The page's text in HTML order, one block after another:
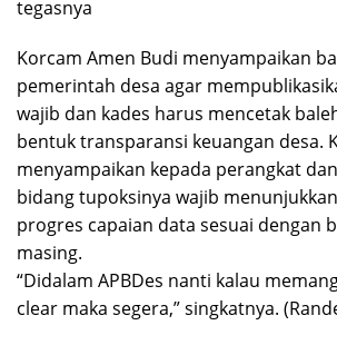
tegasnya
Korcam Amen Budi menyampaikan
pemerintah desa agar
wajib dan kades harus mencetak
bentuk transparansi keuangan desa.
menyampaikan kepada perangkat
bidang tupoksinya wajib
progres capaian data sesuai dengan
masing.
“Didalam APBDes nanti kalau
clear maka segera,” singkatnya.